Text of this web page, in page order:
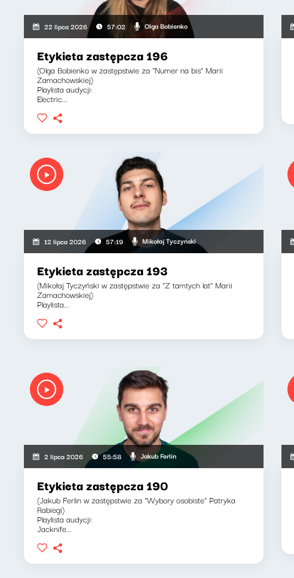
22 lipca 2026 57:02 Olga Bobienko
Etykieta zastępcza 196
(Olga Bobienko w zastępstwie za "Numer na bis" Marii
Zamachowskiej)
Playlista audycji:
Electric...
12 lipca 2026 57:19 Mikołaj Tyczyński
Etykieta zastępcza 193
(Mikołaj Tyczyński w zastępstwie za "Z tamtych lat" Marii
Zamachowskiej)
Playlista...
2 lipca 2026 55:58 Jakub Ferlin
Etykieta zastępcza 190
(Jakub Ferlin w zastępstwie za "Wybory osobiste" Patryka
Rabiegi)
Playlista audycji:
Jacknife...